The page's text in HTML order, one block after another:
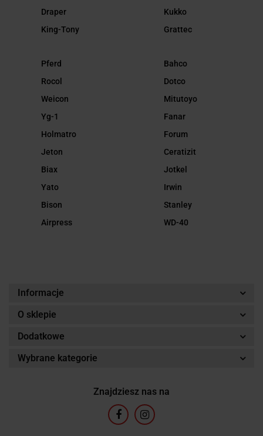
Draper
King-Tony
Kukko
Grattec
Pferd
Rocol
Weicon
Yg-1
Holmatro
Jeton
Biax
Yato
Bison
Airpress
Bahco
Dotco
Mitutoyo
Fanar
Forum
Ceratizit
Jotkel
Irwin
Stanley
WD-40
Informacje
O sklepie
Dodatkowe
Wybrane kategorie
Znajdziesz nas na